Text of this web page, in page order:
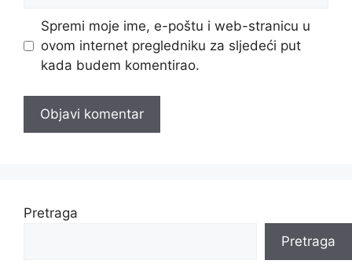
Spremi moje ime, e-poštu i web-stranicu u
ovom internet pregledniku za sljedeći put
kada budem komentirao.
Pretraga
Pretraga